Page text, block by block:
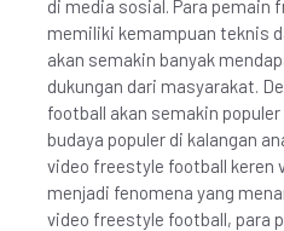
di media sosial. Para pemain
memiliki kemampuan teknis
akan semakin banyak
dukungan dari masyarakat.
football akan semakin
budaya populer di kalangan
video freestyle football keren
menjadi fenomena yang
video freestyle football, para